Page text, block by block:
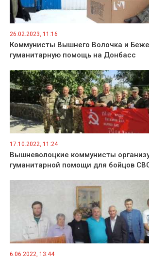
26.02.2023, 11:16
Коммунисты Вышнего Волочка и
гуманитарную помощь на Донбасс
17.10.2022, 11:24
Вышневолоцкие коммунисты
гуманитарной помощи для бойцов
6.06.2022, 13:44